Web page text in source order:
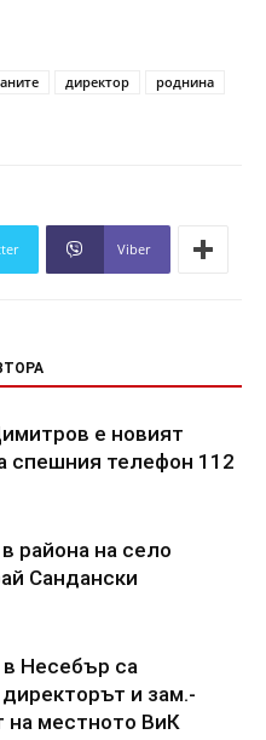
директор
роднина
Viber
е новият
спешния телефон 112
района на село
Сандански
Несебър са
и зам.-
на местното ВиК